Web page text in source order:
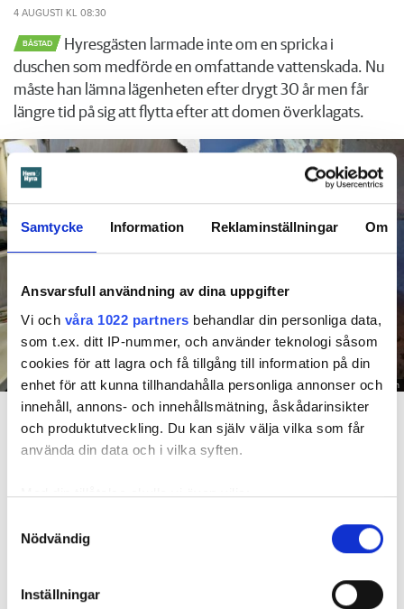
Samtycke Information Reklaminställningar Om
Ansvarsfull användning av dina uppgifter
Vi och våra 1022 partners behandlar din personliga data,
som t.ex. ditt IP-nummer, och använder teknologi såsom
cookies för att lagra och få tillgång till information på din
enhet för att kunna tillhandahålla personliga annonser och
innehåll, annons- och innehållsmätning, åskådarinsikter
och produktutveckling. Du kan själv välja vilka som får
använda din data och i vilka syften.
Med din tillåtelse skulle vi även vilja:
som kan ha en noggrannhet på upp till flera meter
Nödvändig
Inställningar
4 AUGUSTI KL 08:30
BÅSTAD
Hyresgästen larmade inte om en spricka i
duschen som medförde en omfattande vattenskada. Nu
måste han lämna lägenheten efter drygt 30 år men får
längre tid på sig att flytta efter att domen överklagats.
Foto: Hyresnämnden
En inspektion visade att vatten under en längre tid läckt in genom sprickor i väggen (de
Hyresgästen har bott i lägenheten i skånska Båstad sedan
1995 men måste nu flytta sedan hans kontrakt prövats både
i hyresnämnden och i hovrätten.
Skada upptäcktes av hantverkare